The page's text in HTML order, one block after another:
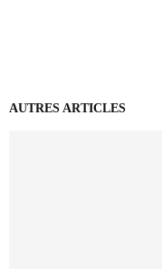
AUTRES ARTICLES